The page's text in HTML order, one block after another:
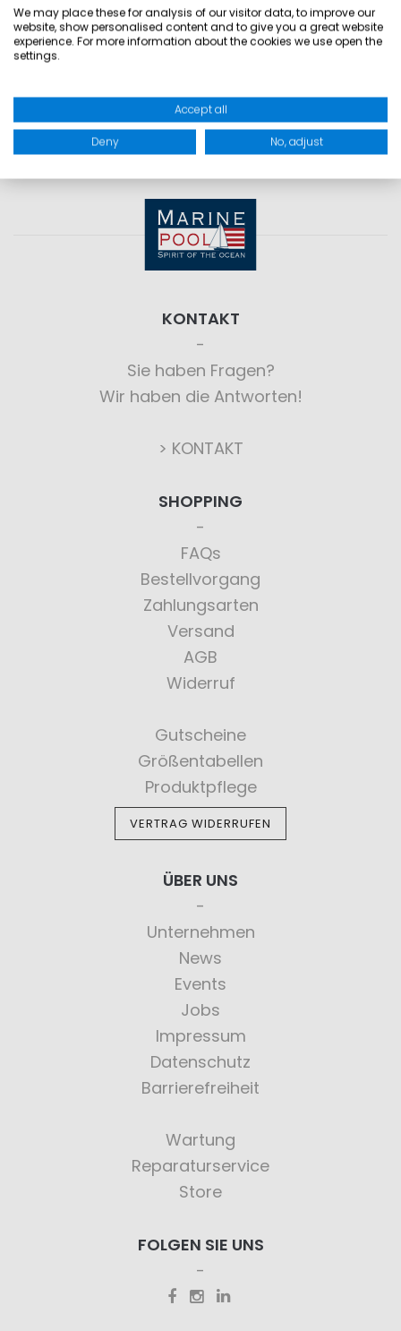
EXECUTIVE INNENTASCHE S
19,90 €
EXECUTIVE INNENTASCHE M
24,90 €
KONTAKT
Sie haben Fragen?
Wir haben die Antworten!
> KONTAKT
SHOPPING
FAQs
Bestellvorgang
Zahlungsarten
Versand
AGB
Widerruf
Gutscheine
Größentabellen
Produktpflege
VERTRAG WIDERRUFEN
ÜBER UNS
Unternehmen
News
Events
Jobs
Impressum
Datenschutz
Barrierefreiheit
Wartung
Reparaturservice
Store
FOLGEN SIE UNS
We may place these for analysis of our visitor data, to improve our
website, show personalised content and to give you a great website
experience. For more information about the cookies we use open the
settings.
Accept all
Deny No, adjust